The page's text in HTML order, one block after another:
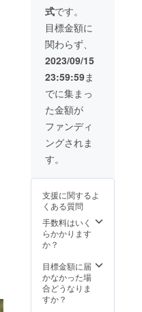
す。 商
品開封
前には
必ずお
届けの
リター
ンに貼
付され
たラベ
ルや注
意書き
をご確
認くだ
クラウ
ドファ
ンディ
ング終
了後、
準備が
整い次
第、順
次発送
させて
いただ
きま
す。 リ
ターン
来立て
冷凍】
ドーナ
ツパー
ティ
ボック
(約36㎝
×約36
㎝、約
加でき
ます。
②会議
で商品
化が決
定した
ドーナ
ツは、
翌月定
期的に
店頭に
並びま
す。 ③
バーの
ングも
できま
す（※
ネーミ
ングは
フと相
談の上
決定予
定）。
式です。
目標金額に
関わらず、
2023/09/15
23:59:59ま
でに集まっ
た金額が
ファンディ
ングされま
す。
支援に関するよ
くある質問
手数料はいく
らかかります
か？
目標金額に届
かなかった場
合どうなりま
すか？